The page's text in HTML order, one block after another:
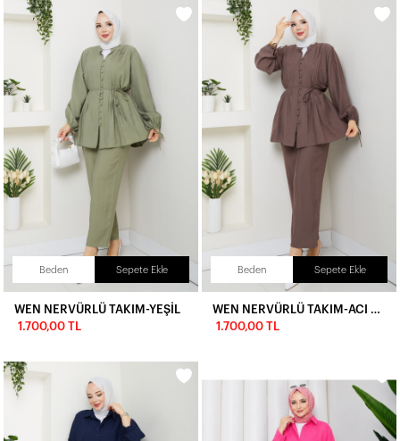
Beden Sepete Ekle
WEN NERVÜRLÜ TAKIM-YEŞİL
1.700,00 TL
Beden Sepete Ekle
1.700,00 TL